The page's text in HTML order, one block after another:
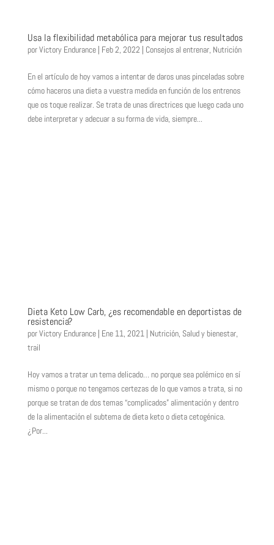
Usa la flexibilidad metabólica para mejorar tus resultados
porVictory Endurance| Feb 2, 2022 | Consejos al entrenar, Nutrición
En el artículo de hoy vamos a intentar de daros unas pinceladas sobre
cómo haceros una dieta a vuestra medida en función de los entrenos
que os toque realizar. Se trata de unas directrices que luego cada uno
debe interpretar y adecuar a su forma de vida, siempre...
Dieta Keto Low Carb, ¿es recomendable en deportistas de
resistencia?
porVictory Endurance| Ene 11, 2021| Nutrición, Salud y bienestar,
trail
Hoy vamos a tratar un tema delicado… no porque sea polémico en sí
mismo o porque no tengamos certezas de lo que vamos a trata, si no
porque se tratan de dos temas “complicados” alimentación y dentro
de la alimentación el subtema de dieta keto o dieta cetogénica.
¿Por...